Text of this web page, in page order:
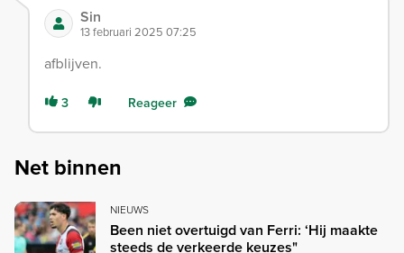
Sin
13 februari 2025 07:25
afblijven.
3 Reageer
Net binnen
NIEUWS
Been niet overtuigd van Ferri: ‘Hij maakte
steeds de verkeerde keuzes"